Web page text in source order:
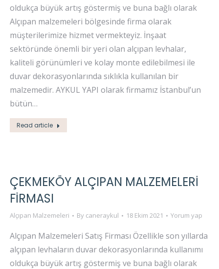
oldukça büyük artış göstermiş ve buna bağlı olarak
Alçıpan malzemeleri bölgesinde firma olarak
müşterilerimize hizmet vermekteyiz. İnşaat
sektöründe önemli bir yeri olan alçıpan levhalar,
kaliteli görünümleri ve kolay monte edilebilmesi ile
duvar dekorasyonlarında sıklıkla kullanılan bir
malzemedir. AYKUL YAPI olarak firmamız İstanbul’un
bütün…
Read article
ÇEKMEKÖY ALÇIPAN MALZEMELERI
FIRMASI
Alçıpan Malzemeleri By caneraykul 18 Ekim 2021 Yorum yap
Alçıpan Malzemeleri Satış Firması Özellikle son yıllarda
alçıpan levhaların duvar dekorasyonlarında kullanımı
oldukça büyük artış göstermiş ve buna bağlı olarak